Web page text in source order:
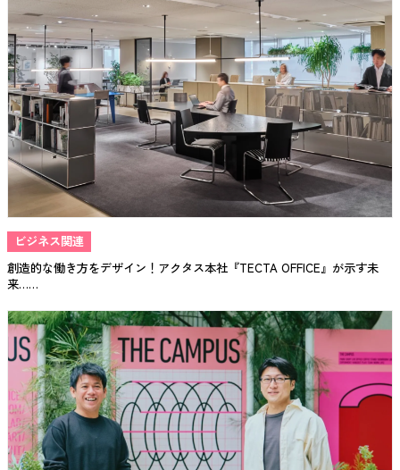
ビジネス関連
創造的な働き方をデザイン！アクタス本社『TECTA OFFICE』が示す未
来……